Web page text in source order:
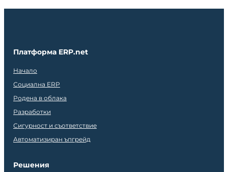
Платформа ERP.net
Начало
Социална ERP
Родена в облака
Разработки
Сигурност и съответствие
Автоматизиран ъпгрейд
Решения